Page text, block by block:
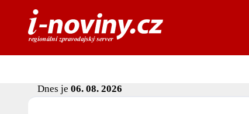
Dnes je 06. 08. 2026